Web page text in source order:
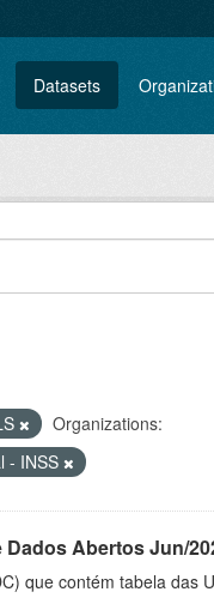
Datasets
Organizations:
- INSS
Abertos Jun/
que contém tabela das